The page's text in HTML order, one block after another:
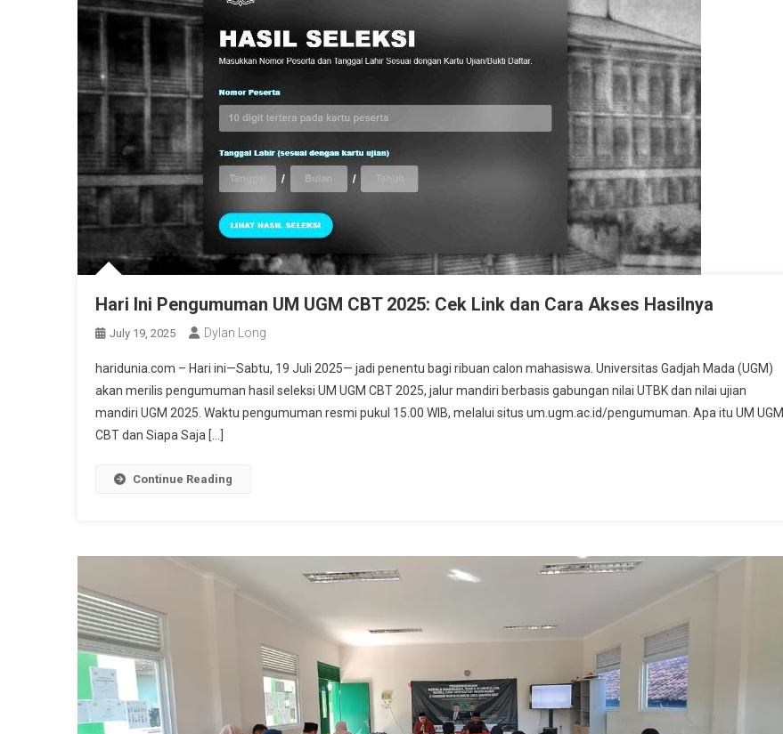
Hari Ini Pengumuman UM UGM CBT 2025: Cek Link dan Cara Akses Hasilnya
July 19, 2025 Dylan Long
haridunia.com – Hari ini—Sabtu, 19 Juli 2025— jadi penentu bagi ribuan calon mahasiswa. Universitas Gadjah Mada (UGM)
akan merilis pengumuman hasil seleksi UM UGM CBT 2025, jalur mandiri berbasis gabungan nilai UTBK dan nilai ujian
mandiri UGM 2025. Waktu pengumuman resmi pukul 15.00 WIB, melalui situs um.ugm.ac.id/pengumuman. Apa itu UM UGM
CBT dan Siapa Saja […]
Continue Reading